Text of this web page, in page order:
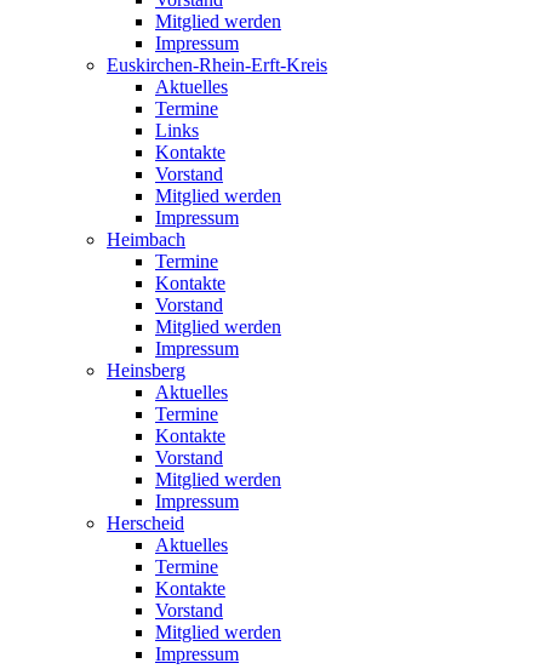
Mitglied werden
Impressum
Euskirchen-Rhein-Erft-Kreis
Aktuelles
Termine
Links
Kontakte
Vorstand
Mitglied werden
Impressum
Heimbach
Termine
Kontakte
Vorstand
Mitglied werden
Impressum
Heinsberg
Aktuelles
Termine
Kontakte
Vorstand
Mitglied werden
Impressum
Herscheid
Aktuelles
Termine
Kontakte
Vorstand
Mitglied werden
Impressum